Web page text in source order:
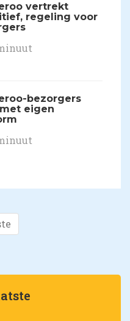
vertrekt
regeling voor
bezorgers
eigen